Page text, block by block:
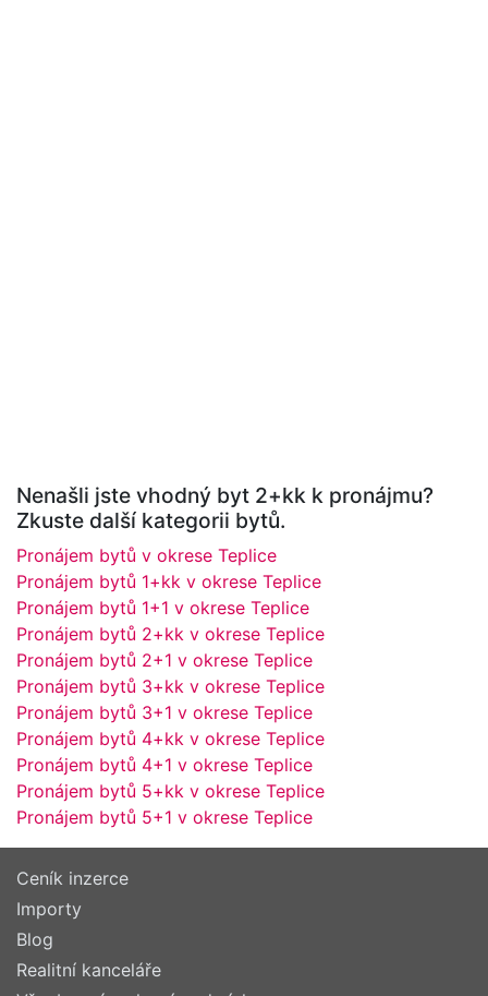
Nenašli jste vhodný byt 2+kk k pronájmu?
Zkuste další kategorii bytů.
Pronájem bytů v okrese Teplice
Pronájem bytů 1+kk v okrese Teplice
Pronájem bytů 1+1 v okrese Teplice
Pronájem bytů 2+kk v okrese Teplice
Pronájem bytů 2+1 v okrese Teplice
Pronájem bytů 3+kk v okrese Teplice
Pronájem bytů 3+1 v okrese Teplice
Pronájem bytů 4+kk v okrese Teplice
Pronájem bytů 4+1 v okrese Teplice
Pronájem bytů 5+kk v okrese Teplice
Pronájem bytů 5+1 v okrese Teplice
Ceník inzerce
Importy
Blog
Realitní kanceláře